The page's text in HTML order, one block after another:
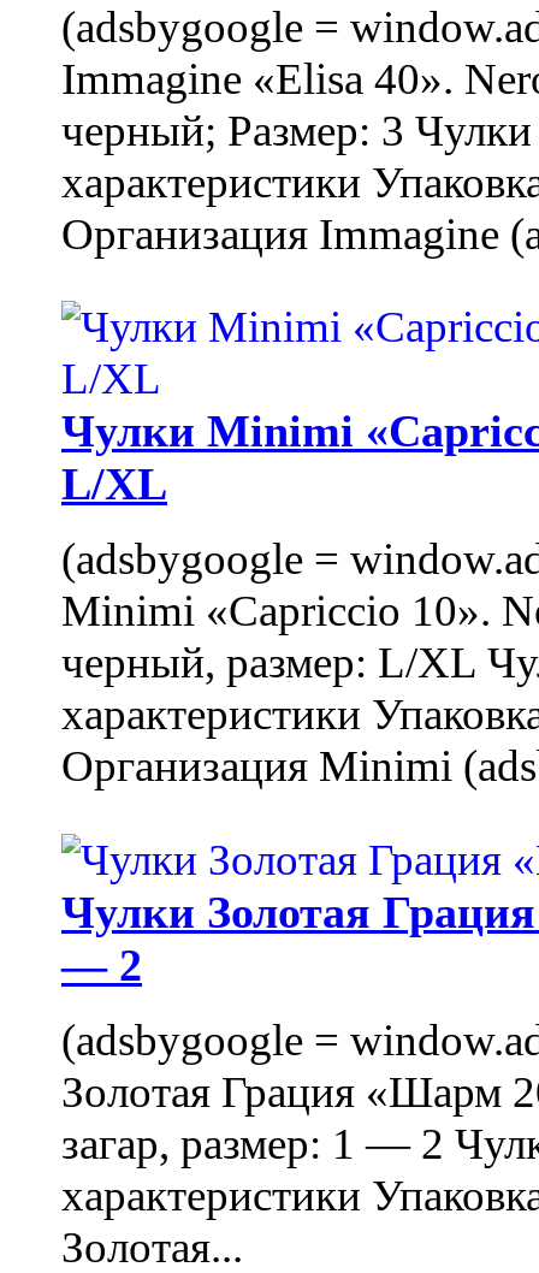
(adsbygoogle =
Immagine «Elisa 40».
черный; Размер: 3
характеристики
Организация Immagine
Чулки Minimi
L/XL
(adsbygoogle =
Minimi «Capriccio 10».
черный, размер: L/XL
характеристики
Организация Minimi
Чулки Золотая
— 2
(adsbygoogle =
Золотая Грация «Шарм
загар, размер: 1 — 2
характеристики
Золотая...